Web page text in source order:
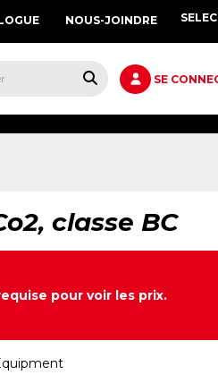
NOUS-JOINDRE
SE
classe BC
pour voir les prix.